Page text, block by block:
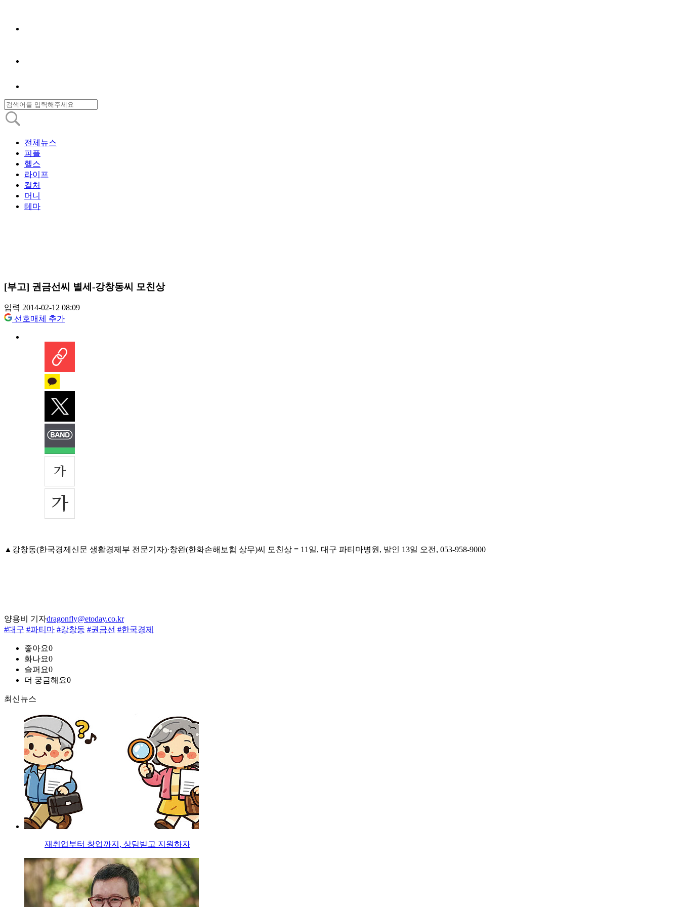
전체뉴스
피플
헬스
라이프
컬처
머니
테마
[부고] 권금선씨 별세-강창동씨 모친상
입력 2014-02-12 08:09
선호매체 추가
▲강창동(한국경제신문 생활경제부 전문기자)·창완(한화손해보험 상무)씨 모친상 = 11일, 대구 파티마병원, 발인 13일 오전, 053-958-9000
양용비 기자dragonfly@etoday.co.kr
#대구 #파티마 #강창동 #권금선 #한국경제
좋아요0
화나요0
슬퍼요0
더 궁금해요0
최신뉴스
재취업부터 창업까지, 상담받고 지원하자